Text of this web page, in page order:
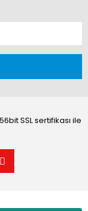
SSL sertifikası ile